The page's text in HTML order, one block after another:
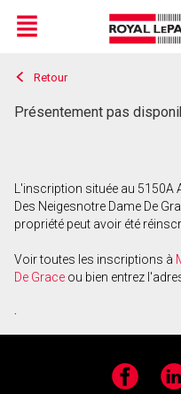
Live
En Direct
Menu
Retour
Présentement pas
L'inscription située au
Des Neigesnotre Dame De
propriété peut avoir été
Voir toutes les inscriptions à
De Grace ou bien entrez
.
Facebook